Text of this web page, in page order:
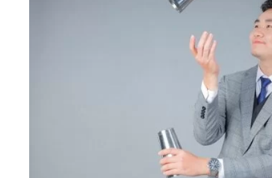
Adobe Photoshop – Illustrator
Marketing Online Ngành Chăm Sóc Sắc Đẹp
Chuyên Đề Digital Marketing
Chuyên Viên Tổ Chức Sự Kiện
Truyền Thông Đa Phương Tiện